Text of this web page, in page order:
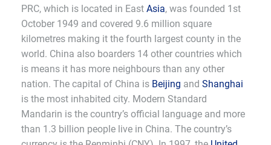
PRC, which is located in East Asia, was founded 1st
October 1949 and covered 9.6 million square
kilometres making it the fourth largest county in the
world. China also boarders 14 other countries which
is means it has more neighbours than any other
nation. The capital of China is Beijing and Shanghai
is the most inhabited city. Modern Standard
Mandarin is the country’s official language and more
than 1.3 billion people live in China. The country’s